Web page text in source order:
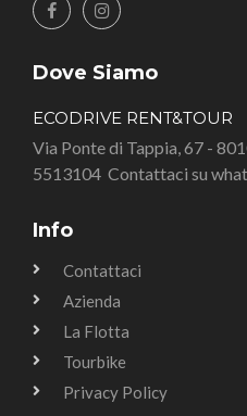
Dove Siamo
ECODRIVE RENT&TOUR
Via Ponte di Tappia, 67 -
5513104 Contattaci su
Info
Contattaci
Azienda
La Flotta
Tourbike
Privacy Policy